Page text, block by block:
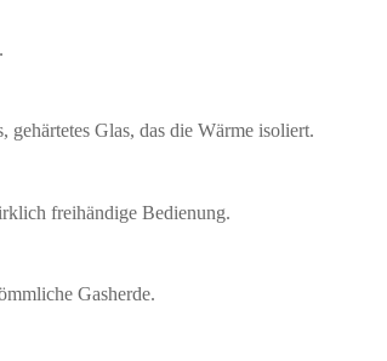
Glas, das die Wärme isoliert.
freihändige Bedienung.
Gasherde.